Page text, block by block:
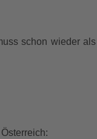
schon wieder